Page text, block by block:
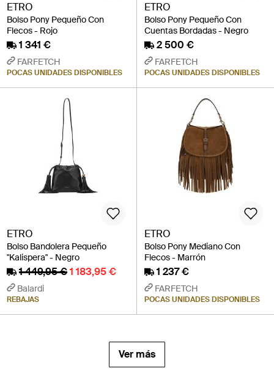
ETRO
Bolso Pony Pequeño Con
Flecos - Rojo
1 341 €
FARFETCH
POCAS UNIDADES DISPONIBLES
ETRO
Bolso Pony Pequeño Con
Cuentas Bordadas - Negro
2 500 €
FARFETCH
POCAS UNIDADES DISPONIBLES
ETRO
Bolso Bandolera Pequeño
"Kalispera" - Negro
1 449,95 €1 183,95 €
Balardi
REBAJAS
ETRO
Bolso Pony Mediano Con
Flecos - Marrón
1 237 €
FARFETCH
POCAS UNIDADES DISPONIBLES
Ver más